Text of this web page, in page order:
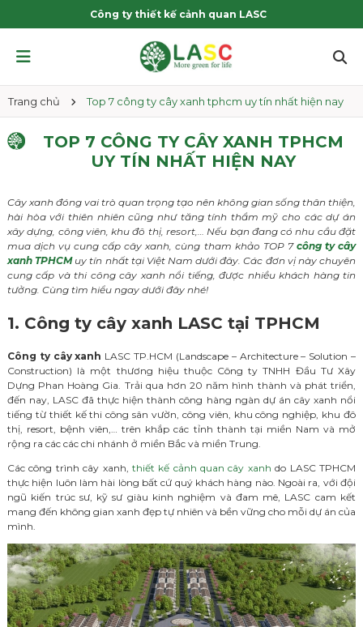
Công ty thiết kế cảnh quan LASC
Trang chủ Top 7 công ty cây xanh tphcm uy tín nhất hiện nay
TOP 7 CÔNG TY CÂY XANH TPHCM
UY TÍN NHẤT HIỆN NAY
Cây xanh đóng vai trò quan trọng tạo nên không gian sống thân thiện,
hài hòa với thiên nhiên cũng như tăng tính thẩm mỹ cho các dự án
xây dựng, công viên, khu đô thị, resort,… Nếu bạn đang có nhu cầu đặt
mua dịch vụ cung cấp cây xanh, cùng tham khảo TOP 7 công ty cây
xanh TPHCMuy tín nhất tại Việt Nam dưới đây. Các đơn vị này chuyên
cung cấp và thi công cây xanh nổi tiếng, được nhiều khách hàng tin
tưởng. Cùng tìm hiểu ngay dưới đây nhé!
1. Công ty cây xanh LASC tại TPHCM
Công ty cây xanh LASC TP.HCM (Landscape – Architecture – Solution –
Construction) là một thương hiệu thuộc Công ty TNHH Đầu Tư Xây
Dựng Phan Hoàng Gia. Trải qua hơn 20 năm hình thành và phát triển,
đến nay, LASC đã thực hiện thành công hàng ngàn dự án cây xanh nổi
tiếng từ thiết kế thi công sân vườn, công viên, khu công nghiệp, khu đô
thị, resort, bệnh viên,… trên khắp các tỉnh thành tại miền Nam và mở
rộng ra các các chi nhánh ở miền Bắc và miền Trung.
Các công trình cây xanh, thiết kế cảnh quan cây xanh do LASC TPHCM
thực hiện luôn làm hài lòng bất cứ quý khách hàng nào. Ngoài ra, với đội
ngũ kiến trúc sư, kỹ sư giàu kinh nghiệm và đam mê, LASC cam kết
mang đến không gian xanh đẹp tự nhiên và bền vững cho mỗi dự án của
mình.